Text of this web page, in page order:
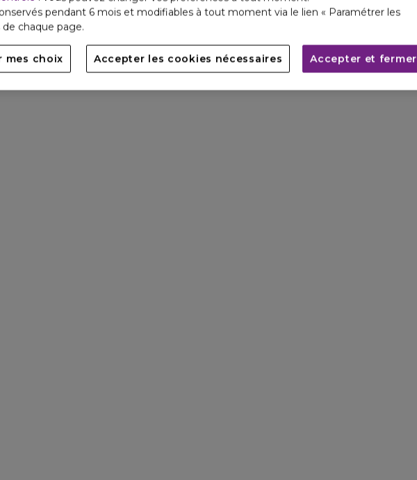
pendant 6 mois et modifiables à tout moment via le lien « Paramétrer les
de chaque page.
mes choix Accepter les cookies nécessaires Accepter et fermer